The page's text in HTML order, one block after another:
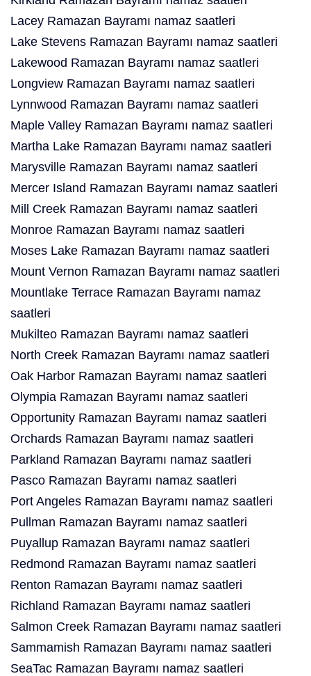
Lacey Ramazan Bayramı namaz saatleri
Lake Stevens Ramazan Bayramı namaz saatleri
Lakewood Ramazan Bayramı namaz saatleri
Longview Ramazan Bayramı namaz saatleri
Lynnwood Ramazan Bayramı namaz saatleri
Maple Valley Ramazan Bayramı namaz saatleri
Martha Lake Ramazan Bayramı namaz saatleri
Marysville Ramazan Bayramı namaz saatleri
Mercer Island Ramazan Bayramı namaz saatleri
Mill Creek Ramazan Bayramı namaz saatleri
Monroe Ramazan Bayramı namaz saatleri
Moses Lake Ramazan Bayramı namaz saatleri
Mount Vernon Ramazan Bayramı namaz saatleri
Mountlake Terrace Ramazan Bayramı namaz
saatleri
Mukilteo Ramazan Bayramı namaz saatleri
North Creek Ramazan Bayramı namaz saatleri
Oak Harbor Ramazan Bayramı namaz saatleri
Olympia Ramazan Bayramı namaz saatleri
Opportunity Ramazan Bayramı namaz saatleri
Orchards Ramazan Bayramı namaz saatleri
Parkland Ramazan Bayramı namaz saatleri
Pasco Ramazan Bayramı namaz saatleri
Port Angeles Ramazan Bayramı namaz saatleri
Pullman Ramazan Bayramı namaz saatleri
Puyallup Ramazan Bayramı namaz saatleri
Redmond Ramazan Bayramı namaz saatleri
Renton Ramazan Bayramı namaz saatleri
Richland Ramazan Bayramı namaz saatleri
Salmon Creek Ramazan Bayramı namaz saatleri
Sammamish Ramazan Bayramı namaz saatleri
SeaTac Ramazan Bayramı namaz saatleri